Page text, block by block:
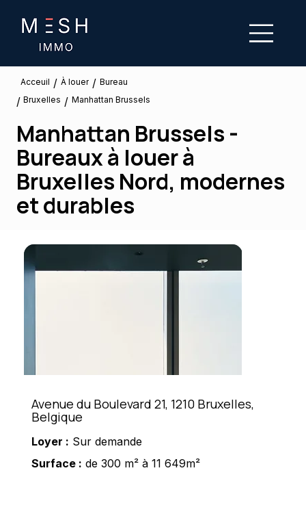
Acceuil / À louer / Bureau
/ Bruxelles / Manhattan Brussels
Manhattan Brussels -
Bureaux à louer à
Bruxelles Nord, modernes
et durables
Avenue du Boulevard 21, 1210 Bruxelles,
Belgique
Loyer : Sur demande
Surface : de 300 m² à 11 649m²